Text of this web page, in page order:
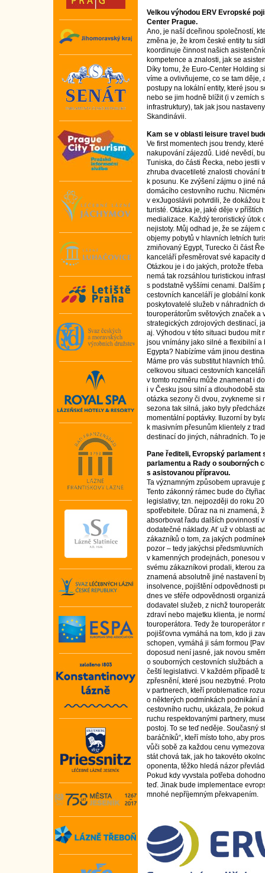
Velkou výhodou ERV Evropské
Center Prague.
Ano, je naší dceřinou společností,
změna je, že krom české entity tu
koordinuje činnost našich
kompetence a znalosti, jak se
Díky tomu, že Euro-Center Holding
víme a ovlivňujeme, co se tam
postupy na lokální entity, které jsou
nebo se jim hodně blížit (i v zemích
infrastruktury), tak jak jsou
Skandinávii.
Kam se v oblasti leisure travel
Ve first momentech jsou trendy,
nakupování zájezdů. Lidé nevědí,
Tuniska, do části Řecka, nebo jestli
zhruba dvacetileté znalosti chování
k posunu. Ke zvýšení zájmu o jiné
domácího cestovního ruchu.
v exJugoslávii potvrdili, že dokážou
turisté. Otázka je, jaké děje v
medializace. Každý teroristický
nejistoty. Můj odhad je, že se zájem
objemy pobytů v hlavních letních
zmiňovaný Egypt, Turecko či část
kanceláří přesměrovat své kapacity
Otázkou je i do jakých, protože
nemá tak rozsáhlou turistickou
s podstatně vyššími cenami. Dalším
cestovních kanceláří je globální
poskytovatelé služeb v náhradních
touroperátorům světových značek a
strategických zdrojových destinací,
aj. Výhodou v této situaci budou mít
jsou vnímány jako silné a flexibilní a
Egypta? Nabízíme vám jinou
Máme pro vás substitut hlavních
celkovou situaci cestovních
v tomto rozměru může znamenat i
i v Česku jsou silní a dlouhodobě
otázka sezony či dvou, zvykneme
sezona tak silná, jako byly
momentální poptávky. Iluzorní by
k masivním přesunům klientely z
destinací do jiných, náhradních. To
Pane řediteli, Evropský
parlamentu a Rady o souborných
s asistovanou přípravou.
Ta významným způsobem upravuje
Tento zákonný rámec bude do
legislativy, tzn. nejpozději do roku
spotřebitele. Důraz na ni znamená,
absorbovat řadu dalších povinností
dodatečné náklady. Ať už v oblasti
zákazníků o tom, za jakých
pozor – tedy jakýchsi
v kamenných prodejnách, ponesou
svému zákazníkovi prodali, kterou
znamená absolutně jiné nastavení
insolvence, pojištění odpovědnosti
dnes ve sféře odpovědnosti
dodavatel služeb, z nichž
zdraví nebo majetku klienta, je
touroperátora. Tedy že
pojišťovna vymáhá na tom, kdo ji
schopen, vymáhá ji sám formou
doposud není jasné, jak novou
o souborných cestovních službách
čeští legislativci. V každém případě
zpřesnění, které jsou nezbytné.
v partnerech, kteří problematice
o některých podmínkách podnikání
cestovního ruchu, ukázala, že
ruchu respektovanými partnery,
postoj. To se teď neděje. Současný
baráčníků“, kteří místo toho, aby
vůči sobě za každou cenu
stát chová tak, jak ho takovéto
oponenta, těžko hledá názor
Pokud kdy vyvstala potřeba
teď. Jinak bude implementace
mnohé nepříjemným překvapením.